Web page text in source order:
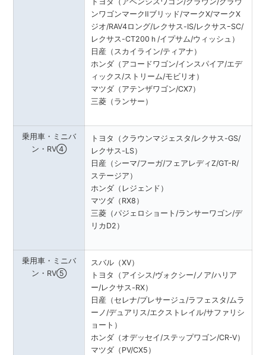
ンワゴンマークⅡブリッド/マークX/マークX
ジオ/RAV4ロング/レクサス-IS/レクサスｰSC/
レクサス-CT200ｈ/イプサム/ウィッシュ）
日産（スカイライン/ティアナ）
ホンダ（アコードワゴン/インスパイア/エデ
ィックス/ストリーム/モビリオ）
マツダ（アテンザワゴン/CX7）
三菱（ランサー）
乗用車・ミニバ
ン・RV④
トヨタ（クラウンマジェスタ/レクサス-GS/
レクサス-LS）
日産（シーマ/フーガ/フェアレディZ/GT-R/
ステージア）
ホンダ（レジェンド）
マツダ（RX8）
三菱（パジェロショート/ランサーワゴン/デ
リカD2）
乗用車・ミニバ
ン・RV⑤
スバル（XV）
トヨタ（アイシス/ヴォクシー/ノア/ハリア
ー/レクサス-RX）
日産（セレナ/プレサージュ/ラフェスタ/ムラ
ーノ/デュアリス/エクストレイル/サファリシ
ョート）
ホンダ（オデッセイ/ステップワゴン/CR-V）
マツダ（PV/CX5）